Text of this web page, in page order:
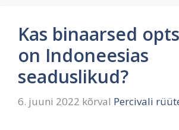
Kas binaarsed
on Indoneesias
seaduslikud?
6. juuni 2022 kõrval Percivali